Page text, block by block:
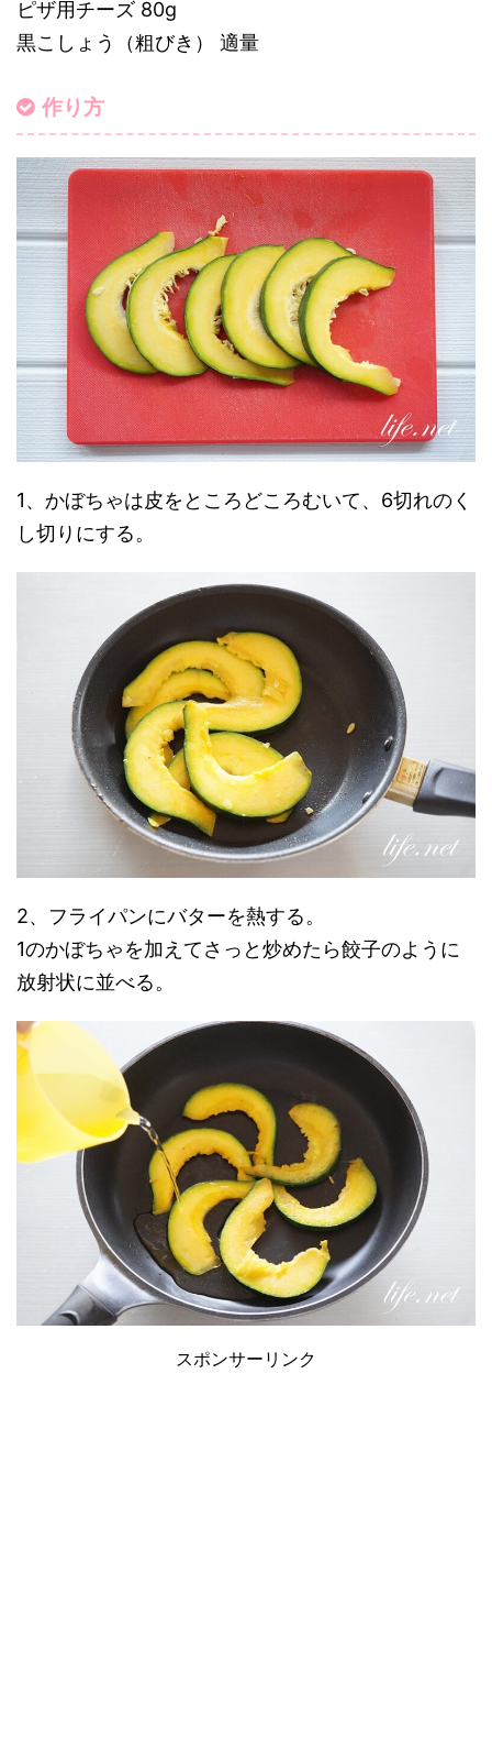
ピザ用チーズ 80g
黒こしょう（粗びき） 適量
作り方
1、かぼちゃは皮をところどころむいて、6切れのく
し切りにする。
2、フライパンにバターを熱する。
1のかぼちゃを加えてさっと炒めたら餃子のように
放射状に並べる。
スポンサーリンク